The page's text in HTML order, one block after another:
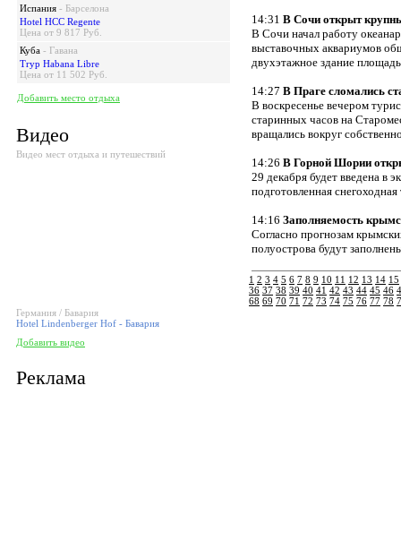
Испания - Барселона
Hotel HCC Regente
Цена от 9 817 Руб.
Куба - Гавана
Tryp Habana Libre
Цена от 11 502 Руб.
Добавить место отдыха
Видео
Видео мест отдыха и путешествий
Германия / Бавария
Hotel Lindenberger Hof - Бавария
Добавить видео
Реклама
14:31 В Сочи открыт
В Сочи начал работу
выставочных аквариумов
двухэтажное здание
14:27 В Праге сломались
В воскресенье вечером
старинных часов на
вращались вокруг
14:26 В Горной Шории
29 декабря будет введена в
подготовленная снегоходная
14:16 Заполняемость
Согласно прогнозам
полуострова будут
1 2 3 4 5 6 7 8 9 10 11 12 13 14 15
36 37 38 39 40 41 42 43 44 45 46
68 69 70 71 72 73 74 75 76 77 78